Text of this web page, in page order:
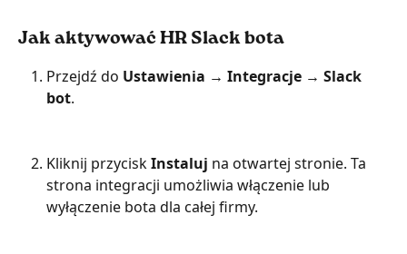
Jak aktywować HR Slack bota
Przejdź do Ustawienia → Integracje → Slack
bot.
Kliknij przycisk Instaluj na otwartej stronie. Ta
strona integracji umożliwia włączenie lub
wyłączenie bota dla całej firmy.